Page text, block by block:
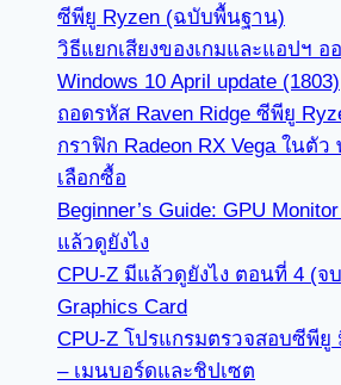
ซีพียู Ryzen (ฉบับพื้นฐาน)
วิธีแยกเสียงของเกมและแอปฯ อ
Windows 10 April update (1803)
ถอดรหัส Raven Ridge ซีพียู
กราฟิก Radeon RX Vega ในตั
เลือกซื้อ
Beginner’s Guide: GPU
แล้วดูยังไง
CPU-Z มีแล้วดูยังไง ตอนที่ 4 (จ
Graphics Card
CPU-Z โปรแกรมตรวจสอบซีพียู
– เมนบอร์ดและชิปเซต